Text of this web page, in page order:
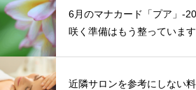
6月のマナカード「プア」
咲く準備はもう整っています
近隣サロンを参考にしない